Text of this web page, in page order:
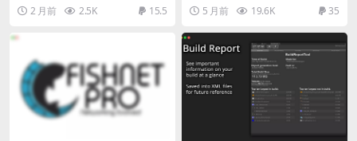
2 月前 2.5K 15.5 5 月前 19.6K 35